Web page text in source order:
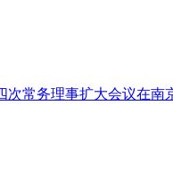
常务理事扩大会议在